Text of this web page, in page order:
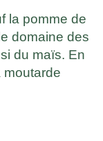
la pomme de
domaine des
du maïs. En
moutarde